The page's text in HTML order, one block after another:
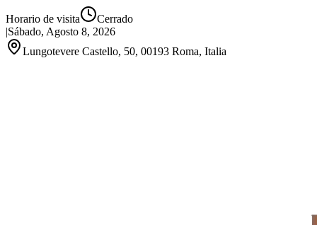
Horario de visita
Cerrado
|Sábado, Agosto 8, 2026
Lungotevere Castello, 50, 00193 Roma, Italia